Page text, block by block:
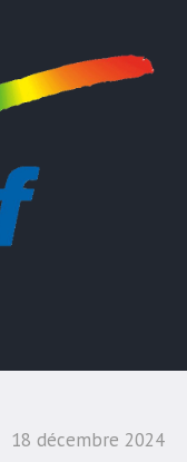
18 décembre 2024